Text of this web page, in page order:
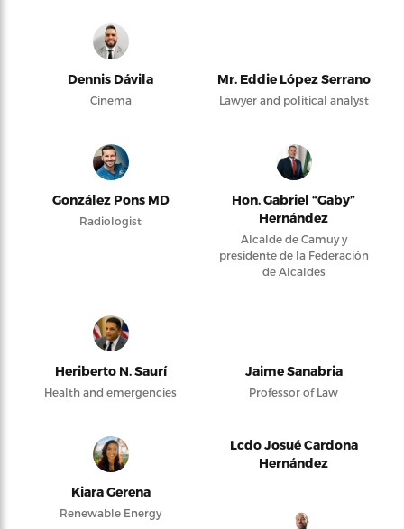
Dennis Dávila
Cinema
Mr. Eddie López Serrano
Lawyer and political analyst
González Pons MD
Radiologist
Hon. Gabriel “Gaby”
Hernández
Alcalde de Camuy y
presidente de la Federación
de Alcaldes
Heriberto N. Saurí
Health and emergencies
Jaime Sanabria
Professor of Law
Kiara Gerena
Renewable Energy
Lcdo Josué Cardona
Hernández